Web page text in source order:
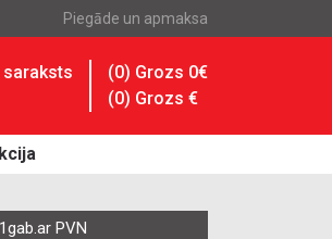
Piegāde un apmaksa
(0) Grozs 0€
(0) Grozs €
PVN